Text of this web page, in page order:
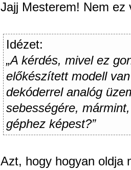
Jajj Mesterem! Nem
Idézet:
„A kérdés, mivel ez
előkészített modell
dekóderrel analóg
sebességére,
géphez képest?”
Azt, hogy hogyan oldja